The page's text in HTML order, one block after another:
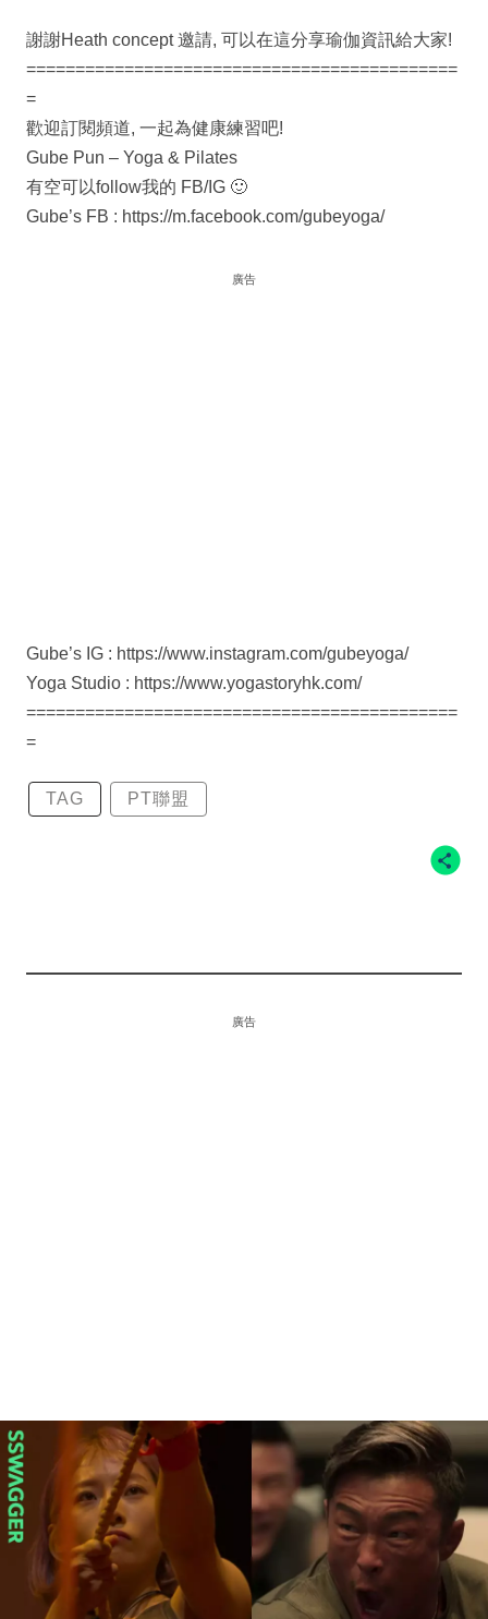
謝謝Heath concept 邀請, 可以在這分享瑜伽資訊給大家!
============================================
=
歡迎訂閱頻道, 一起為健康練習吧!
Gube Pun – Yoga & Pilates
有空可以follow我的 FB/IG 🙂
Gube’s FB : https://m.facebook.com/gubeyoga/
廣告
Gube’s IG : https://www.instagram.com/gubeyoga/
Yoga Studio : https://www.yogastoryhk.com/
============================================
=
TAG PT聯盟
廣告